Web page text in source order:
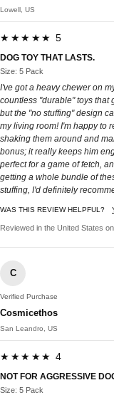
Lowell, US
★★★★★ 5
DOG TOY THAT LASTS.
Size: 5 Pack
I've got a heavy chewer on
countless "durable" toys that
but the "no stuffing" design
my living room! I'm happy to
shaking them around and
bonus; it really keeps him
perfect for a game of fetch,
getting a whole bundle of
stuffing, I'd definitely
WAS THIS REVIEW HELPFUL?
Reviewed in the United States
C
Verified Purchase
Cosmicethos
San Leandro, US
★★★★★ 4
NOT FOR AGGRESSIVE
Size: 5 Pack